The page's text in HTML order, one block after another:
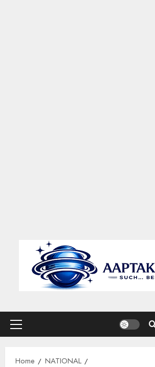
Primary
Home
NATIONAL